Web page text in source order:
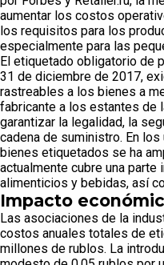
aumentar los costos
los requisitos para los
especialmente para las
El etiquetado obligatorio de
31 de diciembre de 2017,
rastreables a los bienes a
fabricante a los estantes de
garantizar la legalidad, la
cadena de suministro. En
bienes etiquetados se ha
actualmente cubre una
alimenticios y bebidas, así
Impacto
Las asociaciones de la
costos anuales totales de
millones de rublos. La